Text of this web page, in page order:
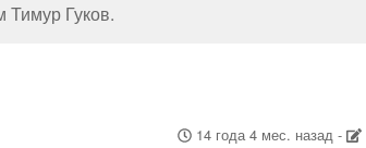
Тимур Гуков.
14 года 4 мес. назад-